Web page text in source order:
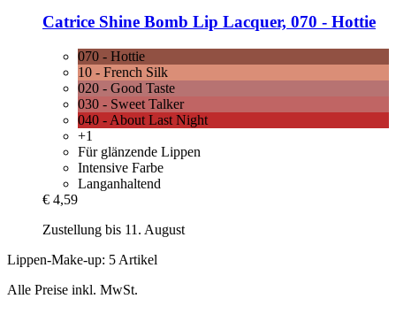
Catrice Shine Bomb Lip Lacquer, 070 -​ Hottie
070 - Hottie
10 - French Silk
020 - Good Taste
030 - Sweet Talker
040 - About Last Night
+1
Für glänzende Lippen
Intensive Farbe
Langanhaltend
€ 4,59
Zustellung bis 11. August
Lippen-Make-up: 5 Artikel
Alle Preise inkl. MwSt.